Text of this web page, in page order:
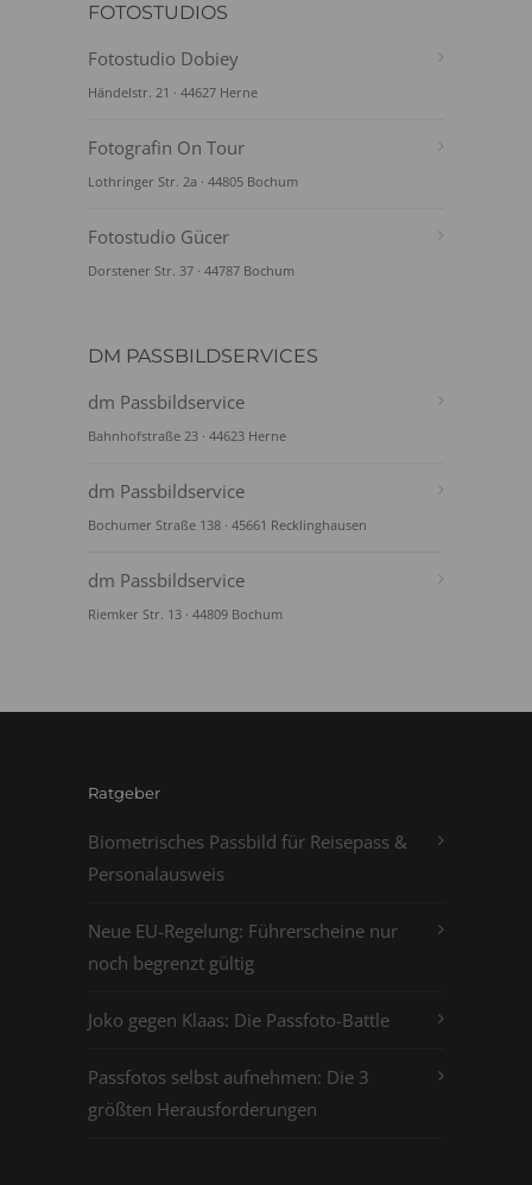
FOTOSTUDIOS
Fotostudio Dobiey
Händelstr. 21 · 44627 Herne
Fotografin On Tour
Lothringer Str. 2a · 44805 Bochum
Fotostudio Gücer
Dorstener Str. 37 · 44787 Bochum
DM PASSBILDSERVICES
dm Passbildservice
Bahnhofstraße 23 · 44623 Herne
dm Passbildservice
Bochumer Straße 138 · 45661 Recklinghausen
dm Passbildservice
Riemker Str. 13 · 44809 Bochum
Ratgeber
Biometrisches Passbild für Reisepass &
Personalausweis
Neue EU-Regelung: Führerscheine nur
noch begrenzt gültig
Joko gegen Klaas: Die Passfoto-Battle
Passfotos selbst aufnehmen: Die 3
größten Herausforderungen